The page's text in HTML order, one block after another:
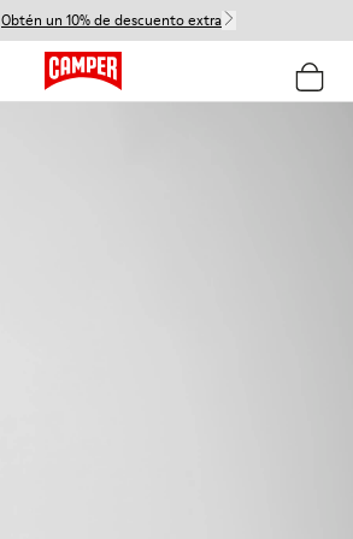
Obtén un 10% de descuento extra